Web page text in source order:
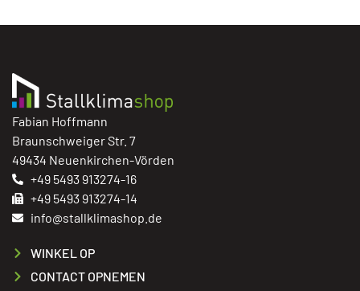
Fabian Hoffmann
Braunschweiger Str. 7
49434 Neuenkirchen-Vörden
+49 5493 913274-16
+49 5493 913274-14
info@stallklimashop.de
WINKEL OP
CONTACT OPNEMEN